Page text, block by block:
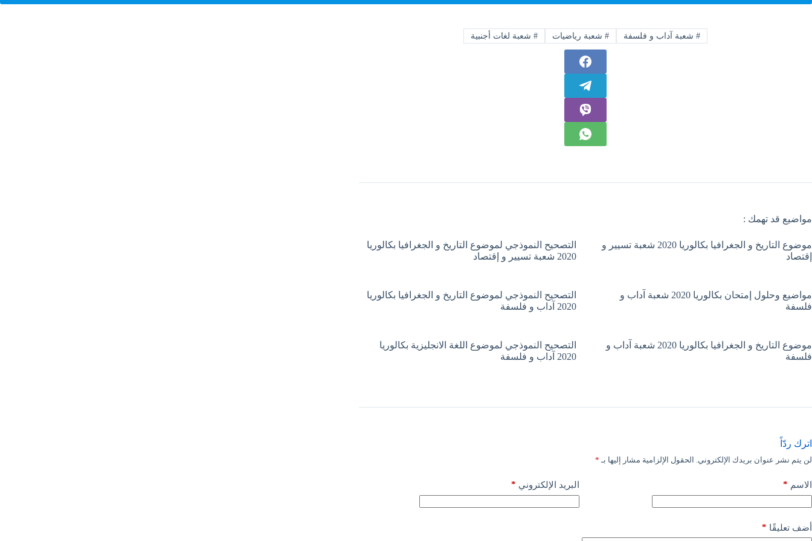
# شعبة آداب و فلسفة # شعبة رياضيات #شعبة لغات أجنبية
مواضيع قد تهمك :
موضوع التاريخ و الجغرافيا بكالوريا 2020 شعبة تسيير و
إقتصاد
التصحيح النموذجي لموضوع التاريخ و الجغرافيا بكالوريا
2020 شعبة تسيير و إقتصاد
مواضيع وحلول إمتحان بكالوريا 2020 شعبة آداب و
فلسفة
التصحيح النموذجي لموضوع التاريخ و الجغرافيا بكالوريا
2020 آداب و فلسفة
موضوع التاريخ و الجغرافيا بكالوريا 2020 شعبة آداب و
فلسفة
التصحيح النموذجي لموضوع اللغة الانجليزية بكالوريا
2020 آداب و فلسفة
اترك ردّاً
لن يتم نشر عنوان بريدك الإلكتروني. الحقول الإلزامية مشار إليها بـ *
الاسم * البريد الإلكتروني *
أضف تعليقًا *